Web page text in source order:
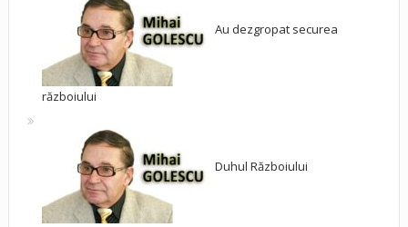
Au dezgropat securea
războiului
Duhul Războiului